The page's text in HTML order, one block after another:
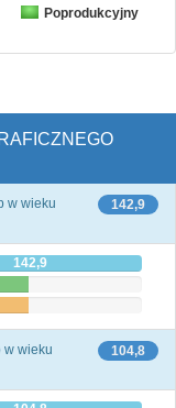
Poprodukcyjny
142,9
w wieku
142,9
104,8
w wieku